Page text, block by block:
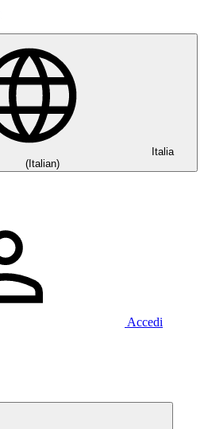
Italia
(Italian)
Accedi